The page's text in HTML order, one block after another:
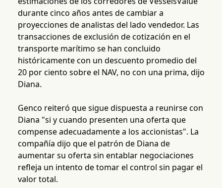
durante cinco años antes de cambiar a
proyecciones de analistas del lado vendedor. Las
transacciones de exclusión de cotización en el
transporte marítimo se han concluido
históricamente con un descuento promedio del
20 por ciento sobre el NAV, no con una prima, dijo
Diana.
Genco reiteró que sigue dispuesta a reunirse con
Diana "si y cuando presenten una oferta que
compense adecuadamente a los accionistas". La
compañía dijo que el patrón de Diana de
aumentar su oferta sin entablar negociaciones
refleja un intento de tomar el control sin pagar el
valor total.